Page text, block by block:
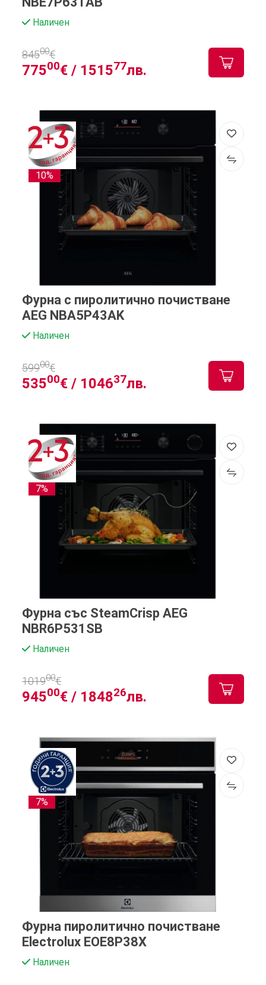
Наличен
77500€ / 151577лв.
84500€
10%
Фурна с пиролитично почистване
AEG NBA5P43AK
Наличен
53500€ / 104637лв.
59900€
7%
Фурна със SteamCrisp AEG
NBR6P531SB
Наличен
94500€ / 184826лв.
101900€
7%
Фурна пиролитично почистване
Electrolux EOE8P38X
Наличен